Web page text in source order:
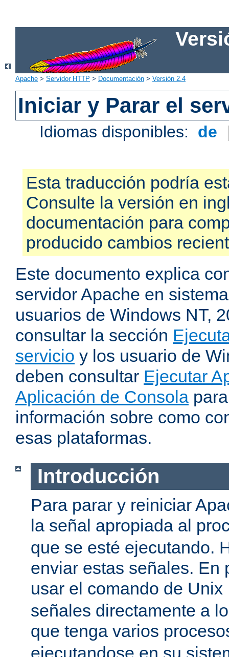
Apache > Servidor HTTP > Documentación > Versión 2.4
Iniciar y Parar el
Idiomas disponibles: de
Esta traducción podría
Consulte la versión en
documentación para
producido cambios
Este documento explica
servidor Apache en
usuarios de Windows NT,
consultar la sección
servicio y los usuario de
deben consultar Ejecutar
Aplicación de Consola
información sobre como
esas plataformas.
Introducción
Para parar y reiniciar
la señal apropiada al
que se esté ejecutando.
enviar estas señales. En
usar el comando de Unix
señales directamente a
que tenga varios
ejecutandose en su